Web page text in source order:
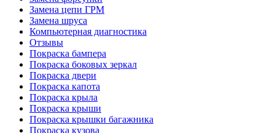
Замена цепи ГРМ
Замена шруса
Компьютерная диагностика
Отзывы
Покраска бампера
Покраска боковых зеркал
Покраска двери
Покраска капота
Покраска крыла
Покраска крыши
Покраска крышки багажника
Покраска кузова